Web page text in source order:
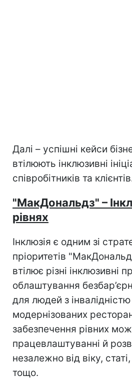
Далі – успішні кейси
втілюють інклюзивні
співробітників та
"МакДональдз" –
рівнях
Інклюзія є одним зі
пріоритетів
втілює різні інклюзивні
облаштування
для людей з інвалідністю
модернізованих
забезпечення рівних
працевлаштуванні й
незалежно від віку,
тощо.